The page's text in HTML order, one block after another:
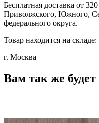
Бесплатная доставка от
Приволжского, Южного,
федерального округа.
Товар находится на складе:
г. Москва
Вам так же будет